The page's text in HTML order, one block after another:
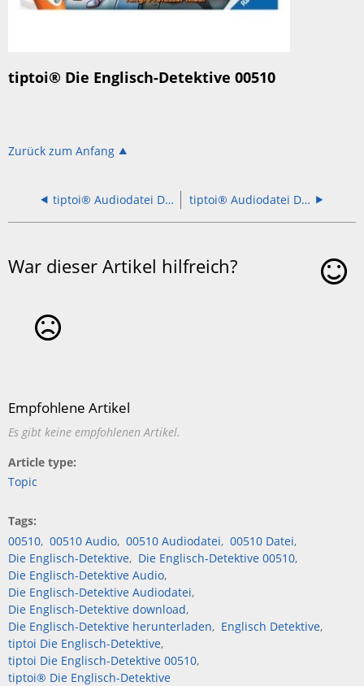
tiptoi® Die Englisch-Detektive 00510
Zurück zum Anfang
tiptoi® Audiodatei Der verrückte Rechen-Zoo 00104 tiptoi® Audiodatei Die Welt der Technik 00837
War dieser Artikel hilfreich?
Empfohlene Artikel
Es gibt keine empfohlenen Artikel.
Article type
Topic
Tags
00510 00510 Audio 00510 Audiodatei
00510 Datei
Die Englisch-Detektive
Die Englisch-Detektive 00510
Die Englisch-Detektive Audio
Die Englisch-Detektive Audiodatei
Die Englisch-Detektive download
Die Englisch-Detektive herunterladen
Englisch Detektive
tiptoi Die Englisch-Detektive
tiptoi Die Englisch-Detektive 00510
tiptoi® Die Englisch-Detektive